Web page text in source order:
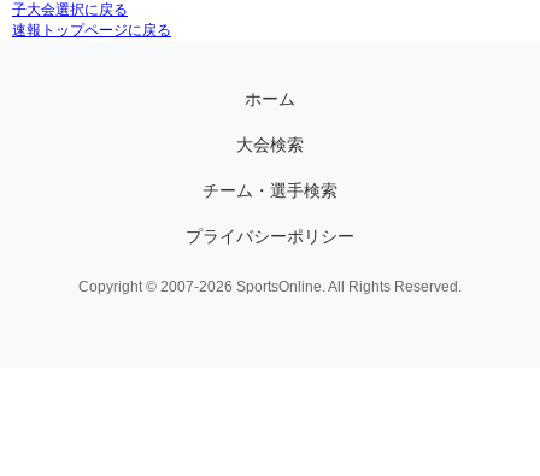
子大会選択に戻る
速報トップページに戻る
ホーム
大会検索
チーム・選手検索
プライバシーポリシー
Copyright © 2007-2026 SportsOnline. All Rights Reserved.